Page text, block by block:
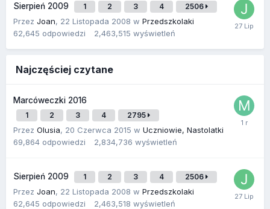
Sierpień 2009 1 2 3 4 2506
Przez Joan, 22 Listopada 2008 w Przedszkolaki
62,645 odpowiedzi 2,463,515 wyświetleń
Najczęściej czytane
Marcóweczki 2016
1 2 3 4 2795
Przez Olusia, 20 Czerwca 2015 w Uczniowie, Nastolatki
69,864 odpowiedzi 2,834,736 wyświetleń
Sierpień 2009 1 2 3 4 2506
Przez Joan, 22 Listopada 2008 w Przedszkolaki
62,645 odpowiedzi 2,463,518 wyświetleń